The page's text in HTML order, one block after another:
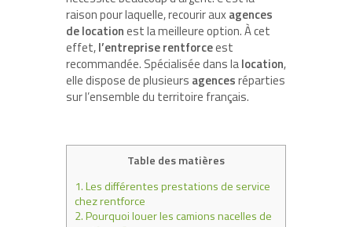
raison pour laquelle, recourir auxagences
de locationest la meilleure option. À cet
effet,l’entreprise rentforceest
recommandée. Spécialisée dans lalocation,
elle dispose de plusieurs agencesréparties
sur l’ensemble du territoire français.
Table des matières
1.Les différentes prestations de service
chez rentforce
2.Pourquoi louer les camions nacelles de